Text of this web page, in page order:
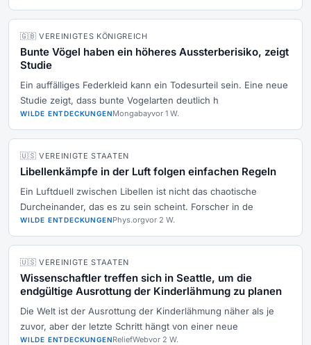
🇬🇧 VEREINIGTES KÖNIGREICH
Bunte Vögel haben ein höheres Aussterberisiko, zeigt
Studie
Ein auffälliges Federkleid kann ein Todesurteil sein. Eine neue
Studie zeigt, dass bunte Vogelarten deutlich h
WILDE ENTDECKUNGENMongabayvor 1 W.
🇺🇸 VEREINIGTE STAATEN
Libellenkämpfe in der Luft folgen einfachen Regeln
Ein Luftduell zwischen Libellen ist nicht das chaotische
Durcheinander, das es zu sein scheint. Forscher in de
WILDE ENTDECKUNGENPhys.orgvor 2 W.
🇺🇸 VEREINIGTE STAATEN
Wissenschaftler treffen sich in Seattle, um die
endgültige Ausrottung der Kinderlähmung zu planen
Die Welt ist der Ausrottung der Kinderlähmung näher als je
zuvor, aber der letzte Schritt hängt von einer neue
WILDE ENTDECKUNGENReliefWebvor 2 W.